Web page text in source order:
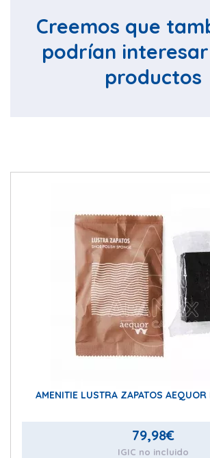
Creemos que
podrían
productos
AMENITIE LUSTRA ZAPATOS
79,98€
IGIC no incluido